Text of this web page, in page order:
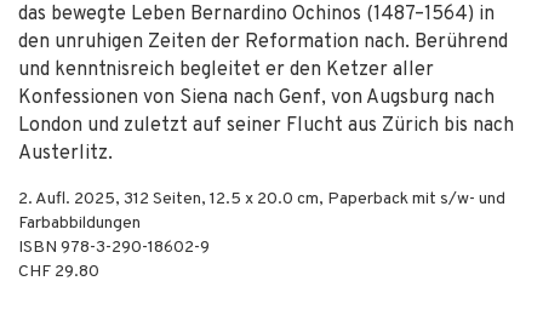
das bewegte Leben Bernardino Ochinos (1487–1564) in
den unruhigen Zeiten der Reformation nach. Berührend
und kenntnisreich begleitet er den Ketzer aller
Konfessionen von Siena nach Genf, von Augsburg nach
London und zuletzt auf seiner Flucht aus Zürich bis nach
Austerlitz.
2. Aufl. 2025, 312 Seiten, 12.5 x 20.0 cm, Paperback mit s/w- und
Farbabbildungen
ISBN 978-3-290-18602-9
CHF 29.80